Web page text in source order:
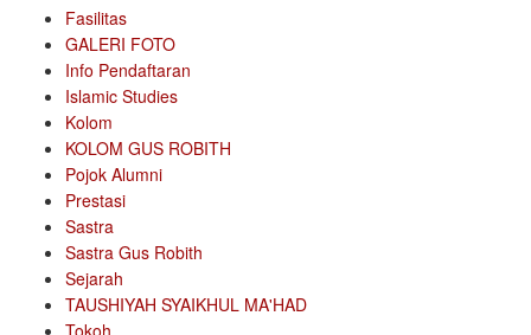
Fasilitas
GALERI FOTO
Info Pendaftaran
Islamic Studies
Kolom
KOLOM GUS ROBITH
Pojok Alumni
Prestasi
Sastra
Sastra Gus Robith
Sejarah
TAUSHIYAH SYAIKHUL MA'HAD
Tokoh